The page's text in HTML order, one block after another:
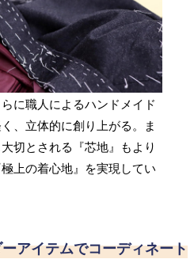
に職人によるハンドメイド
、立体的に創り上がる。ま
切とされる『芯地』もより
上の着心地』を実現してい
アイテムでコーディネート